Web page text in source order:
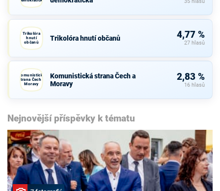
Trikolóra
hnutí
občanů
Trikolóra hnutí občanů 4,77 %
27 hlasů
Komunistická
strana Čech a
Moravy
Komunistická strana Čech a
Moravy
2,83 %
16 hlasů
Nejnovější příspěvky k tématu